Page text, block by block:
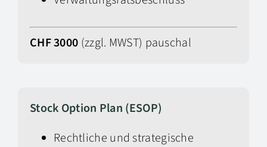
CHF 3000 (zzgl. MWST) pauschal
Stock Option Plan (ESOP)
Rechtliche und strategische